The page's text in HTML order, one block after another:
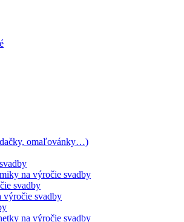
omaľovánky…)
na výročie svadby
svadby
výročie svadby
na výročie svadby